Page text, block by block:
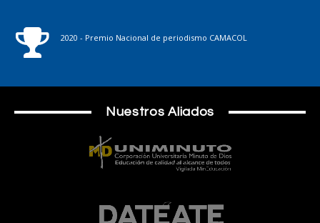
2020 - Premio Nacional de periodismo CAMACOL
Nuestros Aliados